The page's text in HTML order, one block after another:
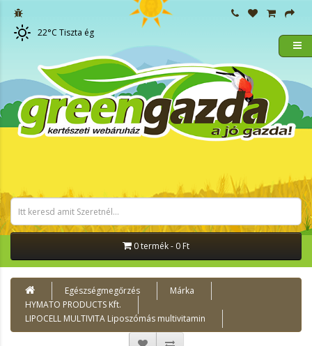
22°C Tiszta ég
0 termék - 0 Ft
Egészségmegőrzés
Márka
HYMATO PRODUCTS Kft.
LIPOCELL MULTIVITA Liposzómás multivitamin